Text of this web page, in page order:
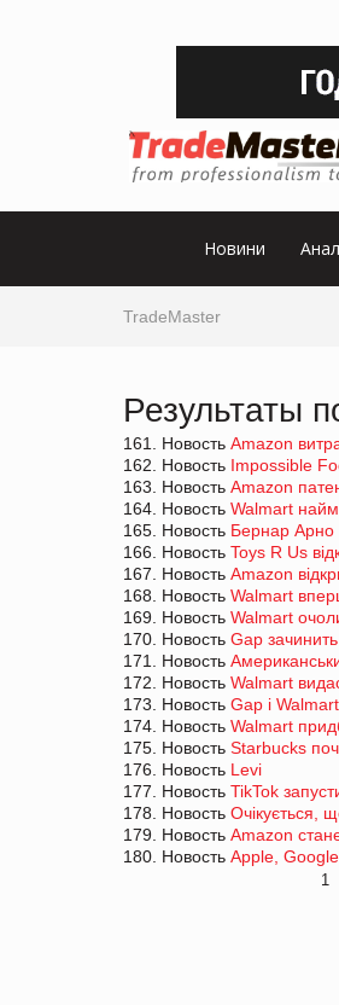
Новини
TradeMaster
Результаты
161. Новость Amazon
162. Новость Impossible
163. Новость Amazon
164. Новость Walmart
165. Новость Бернар Арно
166. Новость Toys R Us
167. Новость Amazon
168. Новость Walmart
169. Новость Walmart
170. Новость Gap зачинить
171. Новость
172. Новость Walmart
173. Новость Gap і
174. Новость Walmart
175. Новость Starbucks
176. Новость Levi
177. Новость TikTok
178. Новость Очікується,
179. Новость Amazon
180. Новость Apple, Google
1